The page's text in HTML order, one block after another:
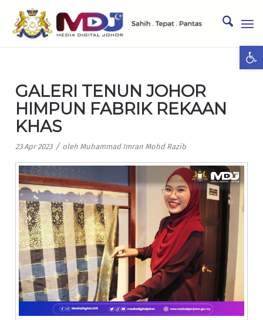
GALERI TENUN JOHOR
HIMPUN FABRIK REKAAN
KHAS
23 Apr 2023 / oleh Muhammad Imran Mohd Razib